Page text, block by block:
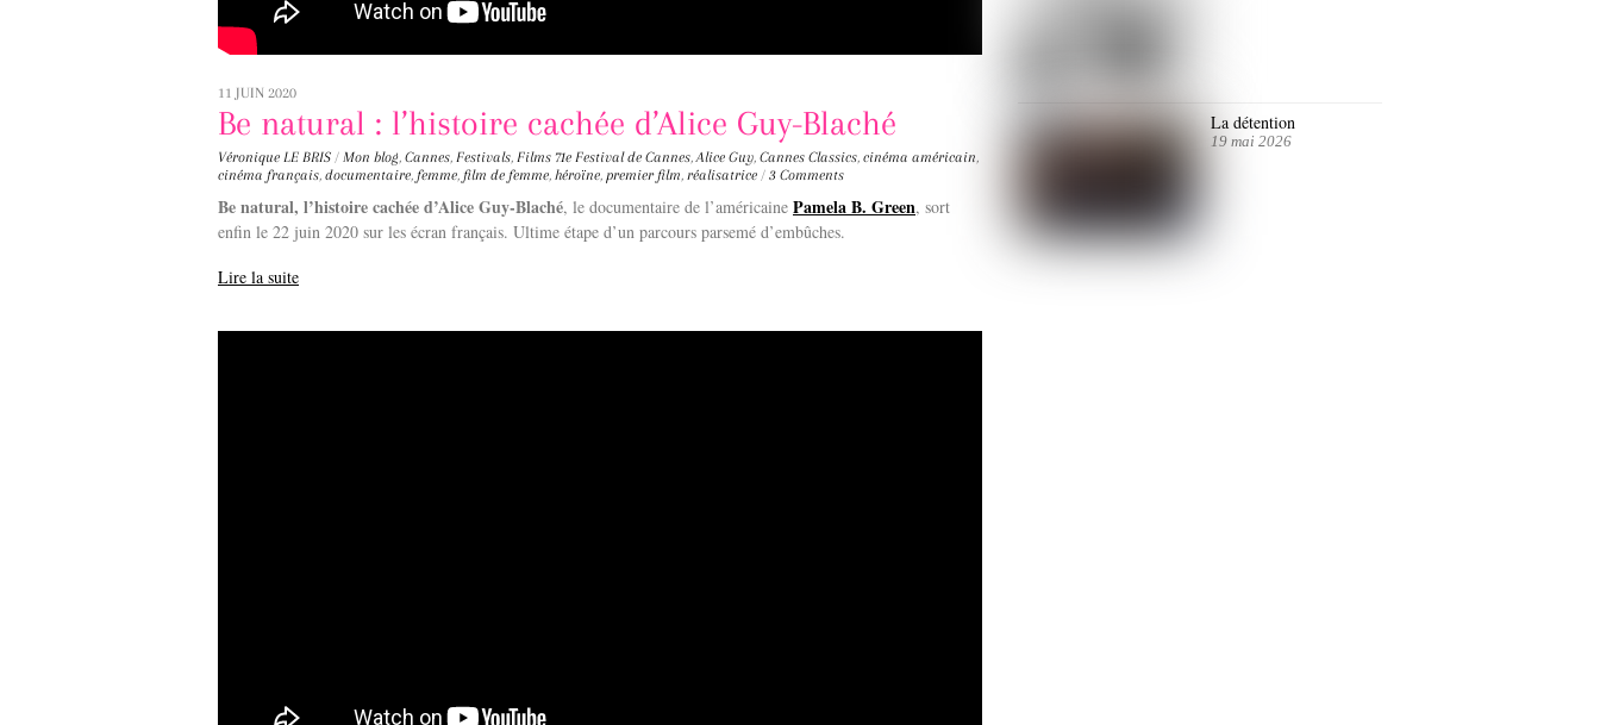
11 JUIN 2020
Be natural : l’histoire cachée d’Alice Guy-Blaché
Véronique LE BRIS / Mon blog, Cannes, Festivals, Films 71e Festival de Cannes,Alice Guy, Cannes Classics, cinéma américain,
cinéma français, documentaire, femme, film de femme, héroïne, premier film, réalisatrice / 3 Comments
Be natural, l’histoire cachée d’Alice Guy-Blaché, le documentaire de l’américaine Pamela B. Green, sort
enfin le 22 juin 2020 sur les écran français. Ultime étape d’un parcours parsemé d’embûches.
Lire la suite
La détention
19 mai 2026